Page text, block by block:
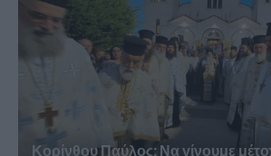
Κορίνθου Παύλος: Να γίνουμε